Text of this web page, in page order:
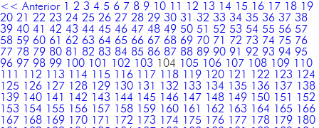
<< Anterior 1 2 3 4 5 6 7 8 9 10 11 12 13 14 15 16 17 18 19
20 21 22 23 24 25 26 27 28 29 30 31 32 33 34 35 36 37 38
39 40 41 42 43 44 45 46 47 48 49 50 51 52 53 54 55 56 57
58 59 60 61 62 63 64 65 66 67 68 69 70 71 72 73 74 75 76
77 78 79 80 81 82 83 84 85 86 87 88 89 90 91 92 93 94 95
96 97 98 99 100 101 102 103 104 105 106 107 108 109 110
111
112 113 114 115 116 117 118 119 120 121 122 123 124
125 126 127 128 129 130 131 132 133 134 135 136 137 138
139 140 141 142 143 144 145 146 147 148 149 150 151
152
153 154 155 156 157 158 159 160 161 162 163 164 165 166
167 168 169 170 171 172 173 174 175 176 177 178 179 180